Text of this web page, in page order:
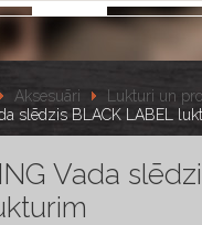
Aksesuāri
Lukturi un
slēdzis BLACK LABEL
Vada